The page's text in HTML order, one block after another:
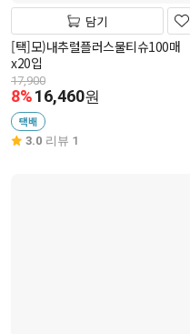
담기
[택]모)내추럴플러스물티슈100매
x20입
17,900
8%16,460원
택배
3.0 리뷰 1